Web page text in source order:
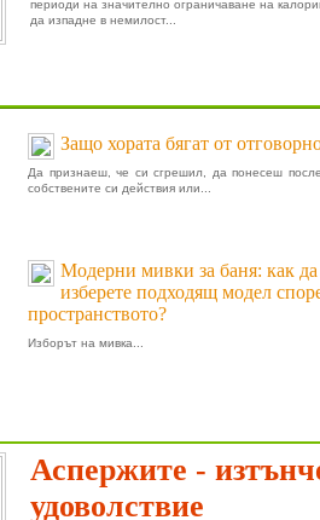
периоди на значително ограничаване на
да изпадне в немилост...
Защо хората бягат от
Да признаеш, че си сгрешил, да понесеш
собствените си действия или...
Модерни мивки за баня: как да
изберете подходящ модел
пространството?
Изборът на мивка...
Аспержите -
удоволствие